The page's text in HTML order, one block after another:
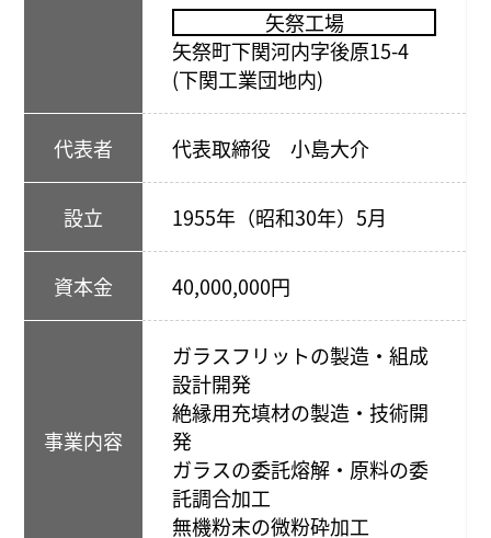
矢祭工場
矢祭町下関河内字後原15-4
(下関工業団地内)
代表者 代表取締役 小島大介
設立 1955年（昭和30年）5月
資本金 40,000,000円
事業内容
ガラスフリットの製造・組成
設計開発
絶縁用充填材の製造・技術開
発
ガラスの委託熔解・原料の委
託調合加工
無機粉末の微粉砕加工